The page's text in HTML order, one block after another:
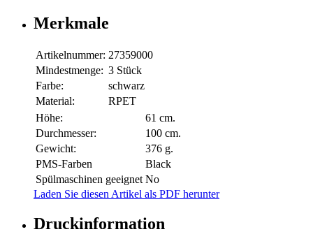
Merkmale
Artikelnummer: 27359000
Mindestmenge: 3 Stück
Farbe:
schwarz
Material:
RPET
Höhe:
61 cm.
Durchmesser:
100 cm.
Gewicht:
376 g.
PMS-Farben
Black
Spülmaschinen geeignet No
Laden Sie diesen Artikel als PDF herunter
Druckinformation